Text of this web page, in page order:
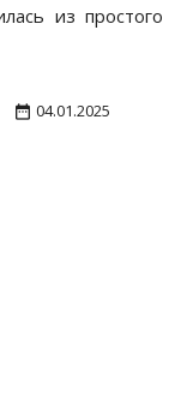
из простого
04.01.2025